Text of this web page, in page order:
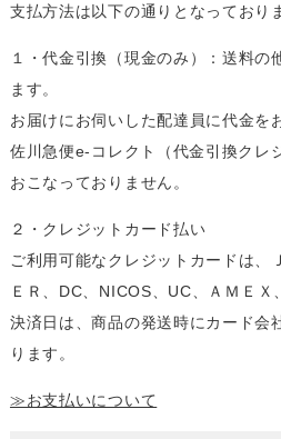
支払方法は以下の通りとなっており
１・代金引換（現金のみ）：送料の
ます。
お届けにお伺いした配達員に代金を
佐川急便e-コレクト（代金引換クレ
おこなっておりません。
２・クレジットカード払い
ご利用可能なクレジットカードは、
ＥＲ、DC、NICOS、UC、ＡＭＥＸ
決済日は、商品の発送時にカード会
ります。
≫お支払いについて